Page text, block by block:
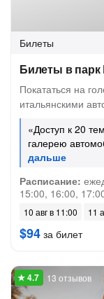
Билеты
Билеты в парк
Покататься на
итальянскими
«Доступ к 20
галерею
Расписание:
15:00, 16:00,
10 авг в 11:00 11
$94 за билет
13 отзывов